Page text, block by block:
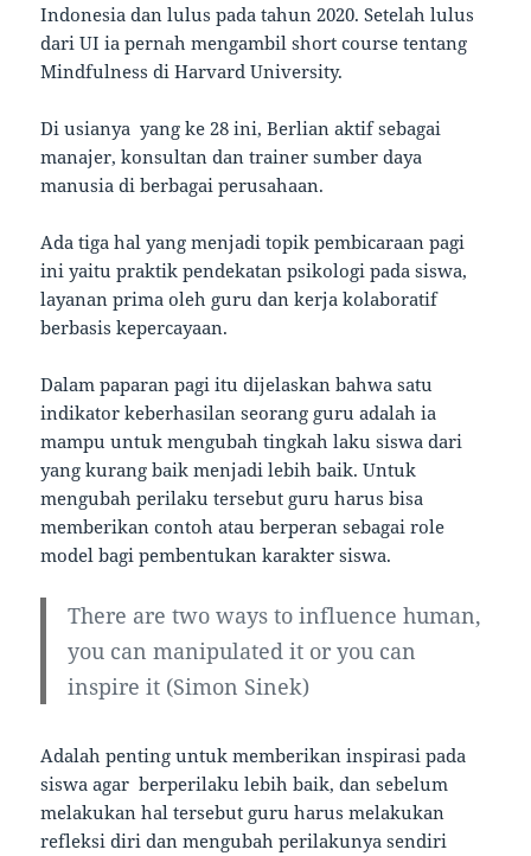
Indonesia dan lulus pada tahun 2020. Setelah lulus
dari UI ia pernah mengambil short course tentang
Mindfulness di Harvard University.
Di usianya yang ke 28 ini, Berlian aktif sebagai
manajer, konsultan dan trainer sumber daya
manusia di berbagai perusahaan.
Ada tiga hal yang menjadi topik pembicaraan pagi
ini yaitu praktik pendekatan psikologi pada siswa,
layanan prima oleh guru dan kerja kolaboratif
berbasis kepercayaan.
Dalam paparan pagi itu dijelaskan bahwa satu
indikator keberhasilan seorang guru adalah ia
mampu untuk mengubah tingkah laku siswa dari
yang kurang baik menjadi lebih baik. Untuk
mengubah perilaku tersebut guru harus bisa
memberikan contoh atau berperan sebagai role
model bagi pembentukan karakter siswa.
There are two ways to influence human,
you can manipulated it or you can
inspire it (Simon Sinek)
Adalah penting untuk memberikan inspirasi pada
siswa agar berperilaku lebih baik, dan sebelum
melakukan hal tersebut guru harus melakukan
refleksi diri dan mengubah perilakunya sendiri